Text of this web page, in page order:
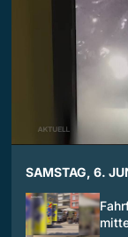
SAMSTAG, 6.